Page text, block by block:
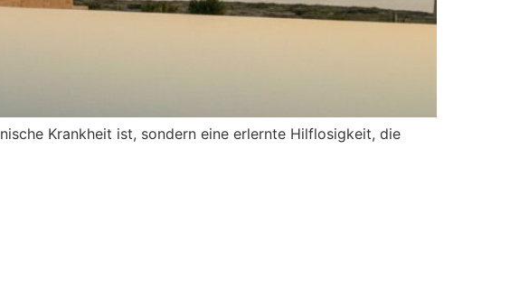
Krankheit ist, sondern eine erlernte Hilflosigkeit, die